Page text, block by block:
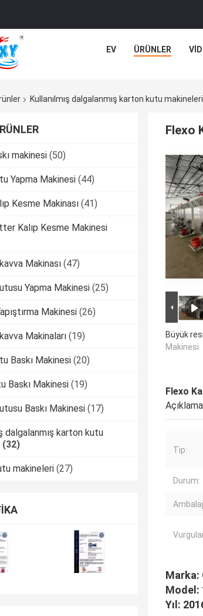
EV ÜRÜNLER
Kullanılmış dalgalanmış karton kutu makineleri
makinesi (50)
Yapma Makinesi (44)
Kesme Makinası (41)
Kalıp Kesme Makinesi
Makinası (47)
Yapma Makinesi (25)
Makinesi (26)
Makinaları (19)
Baskı Makinesi (20)
Baskı Makinesi (19)
Baskı Makinesi (17)
dalgalanmış karton kutu
(32)
makineleri (27)
Flexo
Büyük
Makinesi
Flexo
Açıklama
Tip:
Durum:
Marka:
Model:
Yıl: